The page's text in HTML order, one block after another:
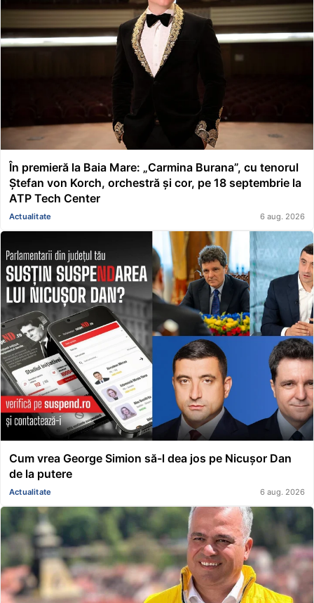
În premieră la Baia Mare: „Carmina Burana”, cu tenorul
Ștefan von Korch, orchestră și cor, pe 18 septembrie la
ATP Tech Center
Actualitate 6 aug. 2026
Cum vrea George Simion să-l dea jos pe Nicușor Dan
de la putere
Actualitate 6 aug. 2026